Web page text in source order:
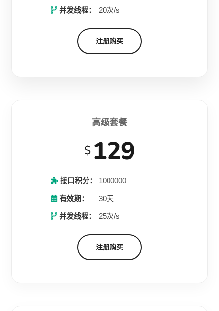
并发线程： 20次/s
注册购买
高级套餐
$ 129
接口积分： 1000000
有效期： 30天
并发线程： 25次/s
注册购买